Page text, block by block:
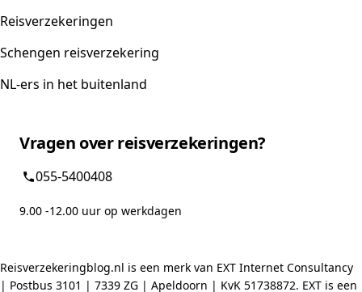
Reisverzekeringen
Schengen reisverzekering
NL-ers in het buitenland
Vragen over reisverzekeringen?
055-5400408
9.00 -12.00 uur op werkdagen
Reisverzekeringblog.nl is een merk van EXT Internet Consultancy
| Postbus 3101 | 7339 ZG | Apeldoorn | KvK 51738872. EXT is een